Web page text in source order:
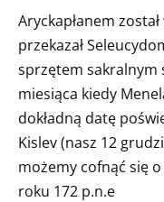
Aryckapłanem
przekazał
sprzętem sakralnym
miesiąca kiedy
dokładną datę
Kislev (nasz 12
możemy cofnąć się
roku 172 p.n.e